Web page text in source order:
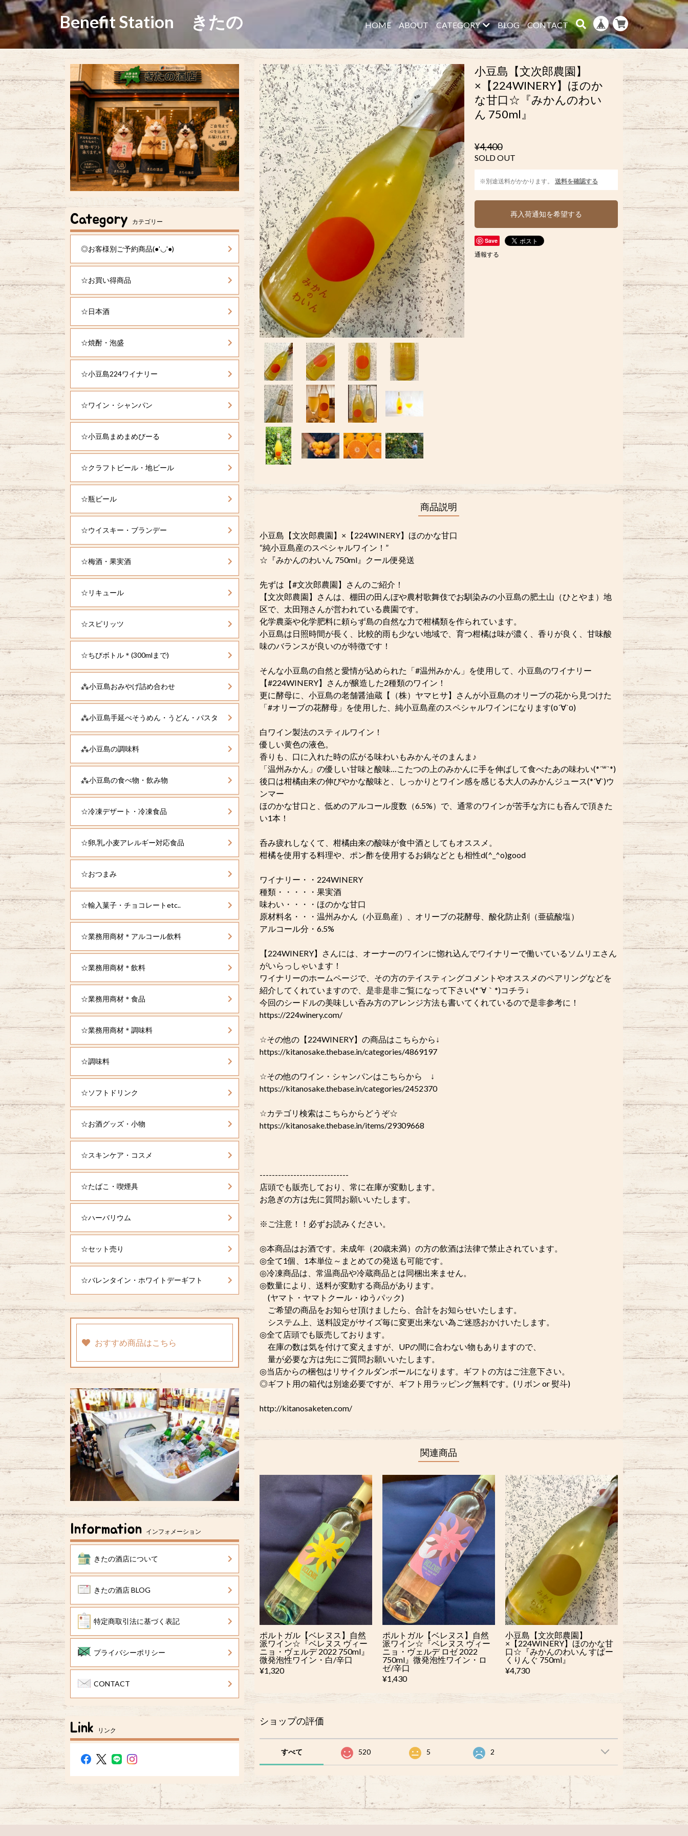
Benefit Station きたの HOME ABOUT CATEGORY BLOG CONTACT
小豆島【文次郎農園】
×【224WINERY】ほのか
な甘口☆『みかんのわい
ん 750ml』
¥4,400
SOLD OUT
※別途送料がかかります。 送料を確認する
再入荷通知を希望する
Save
通報する
商品説明
小豆島【文次郎農園】×【224WINERY】ほのかな甘口
“純小豆島産のスペシャルワイン！”
☆『みかんのわいん 750ml』クール便発送
先ずは【#文次郎農園】さんのご紹介！
【文次郎農園】さんは、棚田の田んぼや農村歌舞伎でお馴染みの小豆島の肥土山（ひとやま）地
区で、太田翔さんが営われている農園です。
化学農薬や化学肥料に頼らず島の自然な力で柑橘類を作られています。
小豆島は日照時間が長く、比較的雨も少ない地域で、育つ柑橘は味が濃く、香りが良く、甘味酸
味のバランスが良いのが特徴です！
そんな小豆島の自然と愛情が込められた「#温州みかん」を使用して、小豆島のワイナリー
【#224WINERY】さんが醸造した2種類のワイン！
更に酵母に、小豆島の老舗醤油蔵【（株）ヤマヒサ】さんが小豆島のオリーブの花から見つけた
「#オリーブの花酵母」を使用した、純小豆島産のスペシャルワインになります(о´∀`о)
白ワイン製法のスティルワイン！
優しい黄色の液色。
香りも、口に入れた時の広がる味わいもみかんそのまんま♪
「温州みかん」の優しい甘味と酸味…こたつの上のみかんに手を伸ばして食べたあの味わい(*´꒳`*)
後口は柑橘由来の伸びやかな酸味と、しっかりとワイン感を感じる大人のみかんジュース(*´∀`)ウ
ンマー
ほのかな甘口と、低めのアルコール度数（6.5%）で、通常のワインが苦手な方にも呑んで頂きた
い1本！
呑み疲れしなくて、柑橘由来の酸味が食中酒としてもオススメ。
柑橘を使用する料理や、ポン酢を使用するお鍋などとも相性d(^_^o)good
ワイナリー・・224WINERY
種類・・・・・果実酒
味わい・・・・ほのかな甘口
原材料名・・・温州みかん（小豆島産）、オリーブの花酵母、酸化防止剤（亜硫酸塩）
アルコール分・6.5%
【224WINERY】さんには、オーナーのワインに惚れ込んでワイナリーで働いているソムリエさん
がいらっしゃいます！
ワイナリーのホームページで、その方のテイスティングコメントやオススメのペアリングなどを
紹介してくれていますので、是非是非ご覧になって下さい(*´∀｀*)コチラ↓
今回のシードルの美味しい呑み方のアレンジ方法も書いてくれているので是非参考に！
https://224winery.com/
☆その他の【224WINERY】の商品はこちらから↓
https://kitanosake.thebase.in/categories/4869197
☆その他のワイン・シャンパンはこちらから ↓
https://kitanosake.thebase.in/categories/2452370
☆カテゴリ検索はこちらからどうぞ☆
https://kitanosake.thebase.in/items/29309668
-----------------------------
店頭でも販売しており、常に在庫が変動します。
お急ぎの方は先に質問お願いいたします。
※ご注意！！必ずお読みください。
◎本商品はお酒です。未成年（20歳未満）の方の飲酒は法律で禁止されています。
◎全て1個、1本単位～まとめての発送も可能です。
◎冷凍商品は、常温商品や冷蔵商品とは同梱出来ません。
◎数量により、送料が変動する商品があります。
(ヤマト・ヤマトクール・ゆうパック)
ご希望の商品をお知らせ頂けましたら、合計をお知らせいたします。
システム上、送料設定がサイズ毎に変更出来ない為ご迷惑おかけいたします。
◎全て店頭でも販売しております。
在庫の数は気を付けて変えますが、UPの間に合わない物もありますので、
量が必要な方は先にご質問お願いいたします。
◎当店からの梱包はリサイクルダンボールになります。ギフトの方はご注意下さい。
◎ギフト用の箱代は別途必要ですが、ギフト用ラッピング無料です。(リボン or 熨斗)
http://kitanosaketen.com/
関連商品
ポルトガル【ベレヌス】自然
派ワイン☆『ベレヌス ヴィー
ニョ・ヴェルデ 2022 750ml』
微発泡性ワイン・白/辛口
¥1,320
ポルトガル【ベレヌス】自然
派ワイン☆『ベレヌス ヴィー
ニョ・ヴェルデ ロゼ 2022
750ml』微発泡性ワイン・ロ
ゼ/辛口
¥1,430
小豆島【文次郎農園】
×【224WINERY】ほのかな甘
口☆『みかんのわいん すぱー
くりんぐ 750ml』
¥4,730
ショップの評価
すべて 520 5 2
Category カテゴリー
◎お客様別ご予約商品(●'◡'●)
☆お買い得商品
☆日本酒
☆焼酎・泡盛
☆小豆島224ワイナリー
☆ワイン・シャンパン
☆小豆島まめまめびーる
☆クラフトビール・地ビール
☆瓶ビール
☆ウイスキー・ブランデー
☆梅酒・果実酒
☆リキュール
☆スピリッツ
☆ちびボトル＊(300mlまで)
⁂小豆島おみやげ詰め合わせ
⁂小豆島手延べそうめん・うどん・パスタ
⁂小豆島の調味料
⁂小豆島の食べ物・飲み物
☆冷凍デザート・冷凍食品
☆卵,乳,小麦アレルギー対応食品
☆おつまみ
☆輸入菓子・チョコレートetc..
☆業務用商材＊アルコール飲料
☆業務用商材＊飲料
☆業務用商材＊食品
☆業務用商材＊調味料
☆調味料
☆ソフトドリンク
☆お酒グッズ・小物
☆スキンケア・コスメ
☆たばこ・喫煙具
☆ハーバリウム
☆セット売り
☆バレンタイン・ホワイトデーギフト
おすすめ商品はこちら
Information インフォメーション
きたの酒店について
きたの酒店 BLOG
特定商取引法に基づく表記
プライバシーポリシー
CONTACT
Link リンク